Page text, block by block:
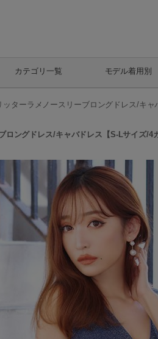
カテゴリ一覧 モデル着用別
ッターラメノースリーブロングドレス/キャ
ロングドレス/キャバドレス【S-Lサイズ/4